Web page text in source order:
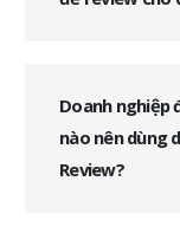
Doanh nghiệp
nào nên dùng
Review?